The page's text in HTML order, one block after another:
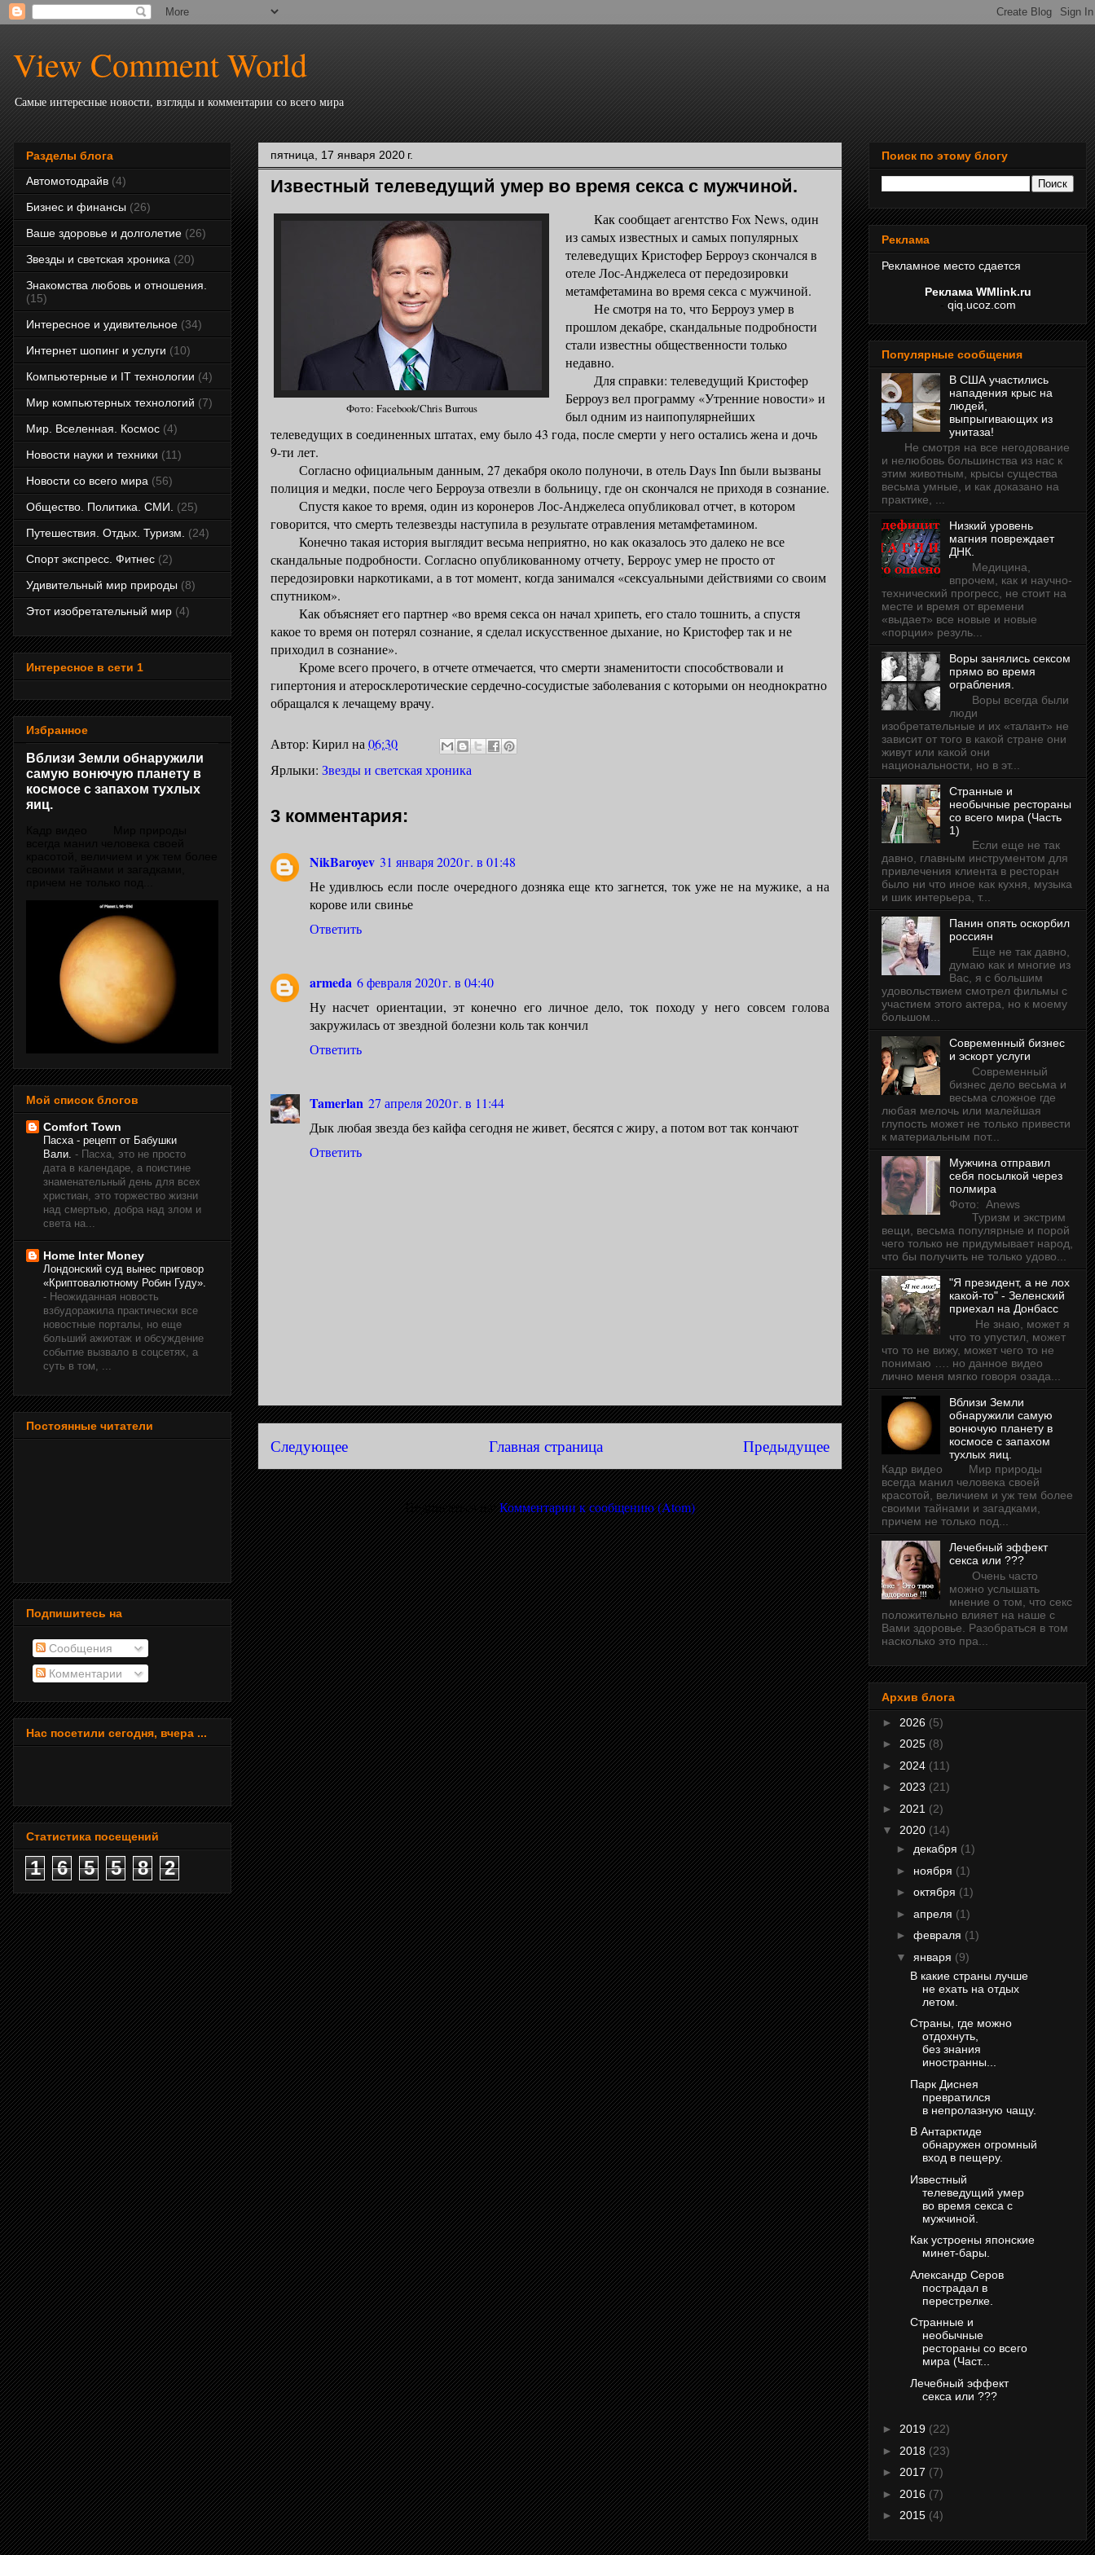
View Comment World
Самые интересные новости, взгляды и комментарии со всего мира
пятница, 17 января 2020 г.
Известный телеведущий умер во время секса с мужчиной.
Фото: Facebook/Chris Burrous
Как сообщает агентство Fox News, один
из самых известных и самых популярных
телеведущих Кристофер Берроуз скончался в
отеле Лос-Анджелеса от передозировки
метамфетамина во время секса с мужчиной.
Не смотря на то, что Берроуз умер в
прошлом декабре, скандальные подробности
стали известны общественности только
недавно.
Для справки: телеведущий Кристофер
Берроуз вел программу «Утренние новости» и
был одним из наипопулярнейших
телеведущих в соединенных штатах, ему было 43 года, после смерти у него остались жена и дочь
9-ти лет.
Согласно официальным данным, 27 декабря около полуночи, в отель Days Inn были вызваны
полиция и медки, после чего Берроуза отвезли в больницу, где он скончался не приходя в сознание.
Спустя какое то время, один из коронеров Лос-Анджелеса опубликовал отчет, в котором
говорится, что смерть телезвезды наступила в результате отравления метамфетамином.
Конечно такая история выглядит весьма неприятно, но как оказалось это далеко не все
скандальные подробности. Согласно опубликованному отчету, Берроус умер не просто от
передозировки наркотиками, а в тот момент, когда занимался «сексуальными действиями со своим
спутником».
Как объясняет его партнер «во время секса он начал хрипеть, его стало тошнить, а спустя
какое то время он потерял сознание, я сделал искусственное дыхание, но Кристофер так и не
приходил в сознание».
Кроме всего прочего, в отчете отмечается, что смерти знаменитости способствовали и
гипертония и атеросклеротические сердечно-сосудистые заболевания с которыми он неоднократно
обращался к лечащему врачу.
Автор: Кирилна 06:30
Ярлыки: Звезды и светская хроника
3 комментария:
NikBaroyev 31 января 2020 г. в 01:48
Не удивлюсь если после очередного дозняка еще кто загнется, ток уже не на мужике, а на
корове или свинье
Ответить
armeda 6 февраля 2020 г. в 04:40
Ну насчет ориентации, эт конечно его личное дело, ток походу у него совсем голова
закружилась от звездной болезни коль так кончил
Ответить
Tamerlan 27 апреля 2020 г. в 11:44
Дык любая звезда без кайфа сегодня не живет, бесятся с жиру, а потом вот так кончают
Ответить
Следующее Предыдущее
Главная страница
Подписаться на:Комментарии к сообщению (Atom)
Разделы блога
Автомотодрайв (4)
Бизнес и финансы (26)
Ваше здоровье и долголетие (26)
Звезды и светская хроника (20)
Знакомства любовь и отношения.
(15)
Интересное и удивительное (34)
Интернет шопинг и услуги (10)
Компьютерные и IT технологии (4)
Мир компьютерных технологий (7)
Мир. Вселенная. Космос (4)
Новости науки и техники (11)
Новости со всего мира (56)
Общество. Политика. СМИ. (25)
Путешествия. Отдых. Туризм. (24)
Спорт экспресс. Фитнес (2)
Удивительный мир природы (8)
Этот изобретательный мир (4)
Интересное в сети 1
Избранное
Вблизи Земли обнаружили
самую вонючую планету в
космосе с запахом тухлых
яиц.
Мой список блогов
Comfort Town
Пасха - рецепт от Бабушки
Вали. - Пасха, это не просто
дата в календаре, а поистине
знаменательный день для всех
христиан, это торжество жизни
над смертью, добра над злом и
света на...
Home Inter Money
Лондонский суд вынес приговор
«Криптовалютному Робин Гуду».
- Неожиданная новость
взбудоражила практически все
новостные порталы, но еще
больший ажиотаж и обсуждение
событие вызвало в соцсетях, а
суть в том, ...
Постоянные читатели
Подпишитесь на
Сообщения
Комментарии
Нас посетили сегодня, вчера ...
Статистика посещений
1 6 5 5 8 2
Поиск по этому блогу
Реклама
Рекламное место сдается
Реклама WMlink.ru
qiq.ucoz.com
Популярные сообщения
В США участились
нападения крыс на
людей,
выпрыгивающих из
унитаза!
Не смотря на все негодование
и нелюбовь большинства из нас к
этим животным, крысы существа
весьма умные, и как доказано на
практике, ...
Низкий уровень
магния повреждает
ДНК.
Медицина,
впрочем, как и научно-
технический прогресс, не стоит на
месте и время от времени
«выдает» все новые и новые
«порции» резуль...
Воры занялись сексом
прямо во время
ограбления.
Воры всегда были
люди
изобретательные и их «талант» не
зависит от того в какой стране они
живут или какой они
национальности, но в эт...
Странные и
необычные рестораны
со всего мира (Часть
1)
Если еще не так
давно, главным инструментом для
привлечения клиента в ресторан
было ни что иное как кухня, музыка
и шик интерьера, т...
Панин опять оскорбил
россиян
Еще не так давно,
думаю как и многие из
Вас, я с большим
удовольствием смотрел фильмы с
участием этого актера, но к моему
большом...
Современный бизнес
и эскорт услуги
Современный
бизнес дело весьма и
весьма сложное где
любая мелочь или малейшая
глупость может не только привести
к материальным пот...
Мужчина отправил
себя посылкой через
полмира
Фото: Anews
Туризм и экстрим
вещи, весьма популярные и порой
чего только не придумывает народ,
что бы получить не только удово...
"Я президент, а не лох
какой-то" - Зеленский
приехал на Донбасс
Не знаю, может я
что то упустил, может
что то не вижу, может чего то не
понимаю …. но данное видео
лично меня мягко говоря озада...
Вблизи Земли
обнаружили самую
вонючую планету в
космосе с запахом
тухлых яиц.
Кадр видео Мир природы
всегда манил человека своей
красотой, величием и уж тем более
своими тайнами и загадками,
причем не только под...
Лечебный эффект
секса или ???
Очень часто
можно услышать
мнение о том, что секс
положительно влияет на наше с
Вами здоровье. Разобраться в том
насколько это пра...
Архив блога
► 2026 (5)
► 2025 (8)
► 2024 (11)
► 2023 (21)
► 2021 (2)
▼ 2020 (14)
► декабря (1)
► ноября (1)
► октября (1)
► апреля (1)
► февраля (1)
▼ января (9)
В какие страны лучше
не ехать на отдых
летом.
Страны, где можно
отдохнуть,
без знания
иностранны...
Парк Диснея
превратился
в непролазную чащу.
В Антарктиде
обнаружен огромный
вход в пещеру.
Известный
телеведущий умер
во время секса с
мужчиной.
Как устроены японские
минет-бары.
Александр Серов
пострадал в
перестрелке.
Странные и
необычные
рестораны со всего
мира (Част...
Лечебный эффект
секса или ???
► 2019 (22)
► 2018 (23)
► 2017 (7)
► 2016 (7)
► 2015 (4)